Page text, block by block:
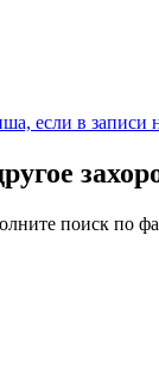
если в записи
поиск по